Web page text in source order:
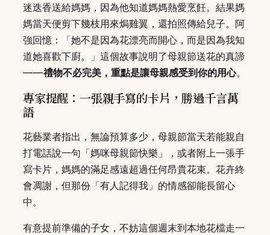
迷迭香送給媽媽，因為他知道媽媽熱愛烹飪。結果媽
媽當天便剪下幾枝用來焗雞翼，還拍照傳給兒子。阿
強回憶：「她不是因為花漂亮而開心，而是因為我知
道她喜歡下廚。」這個故事說明了母親節送花的真諦
——禮物不必完美，重點是讓母親感受到你的用心。
專家提醒：一張親手寫的卡片，勝過千言萬
語
花藝業者指出，無論預算多少，母親節當天若能親自
打電話說一句「媽咪母親節快樂」，或者附上一張手
寫卡片，媽媽的滿足感遠超過任何昂貴花束。花卉終
會凋謝，但那份「有人記得我」的情感卻能長留心
中。
有意提前準備的子女，不妨這個週末到本地花檔走一